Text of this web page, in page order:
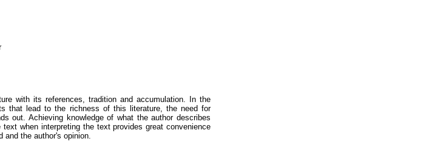
with its references, tradition and accumulation. In the
that lead to the richness of this literature, the need for
out. Achieving knowledge of what the author describes
when interpreting the text provides great convenience
the author's opinion.